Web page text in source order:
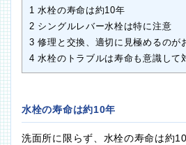
1 水栓の寿命は約10年
2 シングルレバー水栓は特に注意
3 修理と交換、適切に見極めるのが
4 水栓のトラブルは寿命も意識して
水栓の寿命は約10年
洗面所に限らず、水栓の寿命は約